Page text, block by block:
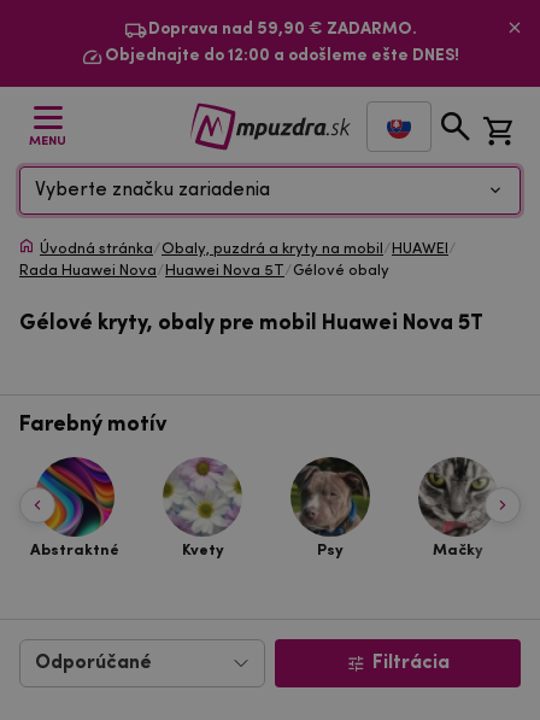
Doprava nad 59,90 € ZADARMO.
Objednajte do 12:00 a odošleme ešte DNES!
MENU
Vyberte značku zariadenia
Úvodná stránka/Obaly, puzdrá a kryty na mobil / HUAWEI /
Rada Huawei Nova/ Huawei Nova 5T/Gélové obaly
Gélové kryty, obaly pre mobil Huawei Nova 5T
Farebný motív
Abstraktné Kvety Psy Mačky
Filtrácia